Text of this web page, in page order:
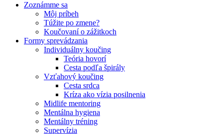
Zoznámme sa
Môj príbeh
Túžite po zmene?
Koučovaní o zážitkoch
Formy sprevádzania
Individuálny koučing
Teória hovorí
Cesta podľa špirály
Vzťahový koučing
Cesta srdca
Kríza ako vízia posilnenia
Midlife mentoring
Mentálna hygiena
Mentálny tréning
Supervízia